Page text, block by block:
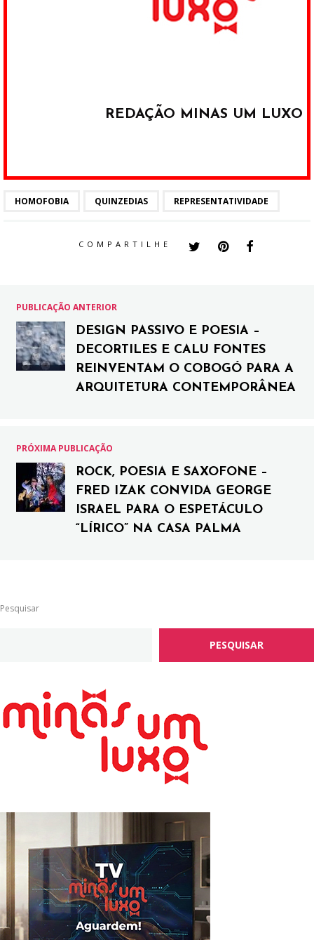
REDAÇÃO MINAS UM LUXO
HOMOFOBIA QUINZEDIAS REPRESENTATIVIDADE
COMPARTILHE
PUBLICAÇÃO ANTERIOR
DESIGN PASSIVO E POESIA –
DECORTILES E CALU FONTES
REINVENTAM O COBOGÓ PARA A
ARQUITETURA CONTEMPORÂNEA
PRÓXIMA PUBLICAÇÃO
ROCK, POESIA E SAXOFONE –
FRED IZAK CONVIDA GEORGE
ISRAEL PARA O ESPETÁCULO
“LÍRICO” NA CASA PALMA
Pesquisar
PESQUISAR